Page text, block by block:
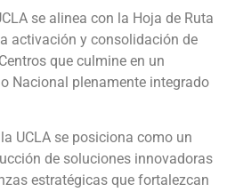
se alinea con la Hoja de Ruta
activación y consolidación de
que culmine en un
Nacional plenamente integrado
UCLA se posiciona como un
de soluciones innovadoras
estratégicas que fortalezcan